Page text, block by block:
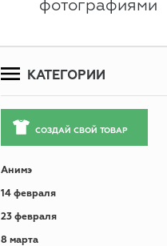
фотографиями
КАТЕГОРИИ
СОЗДАЙ СВОЙ ТОВАР
Анимэ
14 февраля
23 февраля
8 марта